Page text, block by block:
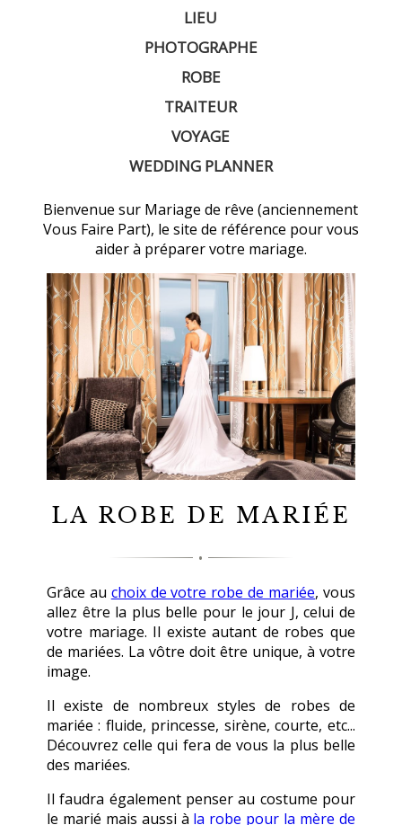
LIEU
PHOTOGRAPHE
ROBE
TRAITEUR
VOYAGE
WEDDING PLANNER
Bienvenue sur Mariage de rêve (anciennement
Vous Faire Part), le site de référence pour vous
aider à préparer votre mariage.
LA ROBE DE MARIÉE
Grâce au choix de votre robe de mariée, vous
allez être la plus belle pour le jour J, celui de
votre mariage. Il existe autant de robes que
de mariées. La vôtre doit être unique, à votre
image.
Il existe de nombreux styles de robes de
mariée : fluide, princesse, sirène, courte, etc...
Découvrez celle qui fera de vous la plus belle
des mariées.
Il faudra également penser au costume pour
le marié mais aussi à la robe pour la mère de